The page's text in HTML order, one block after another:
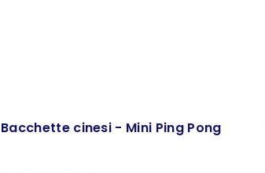
Bacchette cinesi - Mini Ping Pong